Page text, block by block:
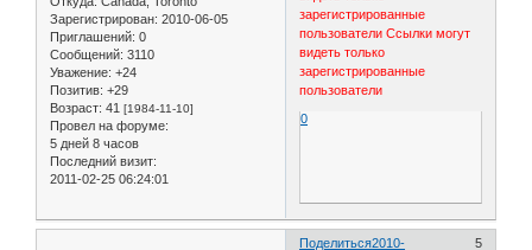
Зарегистрирован: 2010-06-05
Приглашений: 0
Сообщений: 3110
Уважение: +24
Позитив: +29
Возраст: 41 [1984-11-10]
Провел на форуме:
5 дней 8 часов
Последний визит:
2011-02-25 06:24:01
зарегистрированные
пользователи Ссылки могут
видеть только
зарегистрированные
пользователи
0
Поделиться 5
2010-